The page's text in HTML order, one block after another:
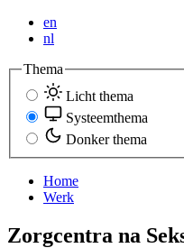
en
nl
Thema
Licht thema
Systeemthema
Donker thema
Home
Werk
Zorgcentra na